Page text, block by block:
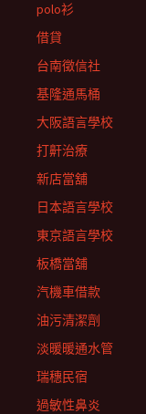
polo衫
借貸
台南徵信社
基隆通馬桶
大阪語言學校
打鼾治療
新店當舖
日本語言學校
東京語言學校
板橋當舖
汽機車借款
油污清潔劑
淡暖暖通水管
瑞穗民宿
過敏性鼻炎